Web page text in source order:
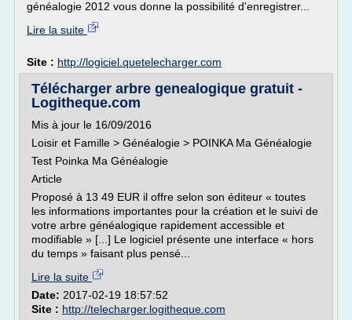
généalogie 2012 vous donne la possibilité d'enregistrer...
Lire la suite
Site : http://logiciel.quetelecharger.com
Télécharger arbre genealogique gratuit -
Logitheque.com
Mis à jour le 16/09/2016
Loisir et Famille > Généalogie > POINKA Ma Généalogie
Test Poinka Ma Généalogie
Article
Proposé à 13 49 EUR il offre selon son éditeur « toutes
les informations importantes pour la création et le suivi de
votre arbre généalogique rapidement accessible et
modifiable » [...] Le logiciel présente une interface « hors
du temps » faisant plus pensé...
Lire la suite
Date: 2017-02-19 18:57:52
Site : http://telecharger.logitheque.com